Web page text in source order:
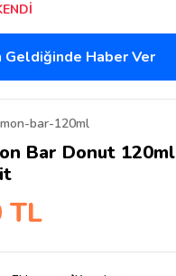
Geldiğinde Haber Ver
bar-120ml
Bar Donut 120ml
TL